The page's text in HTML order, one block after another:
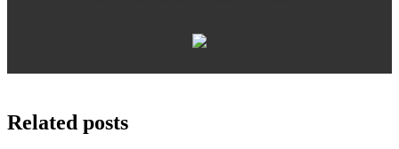
Related posts